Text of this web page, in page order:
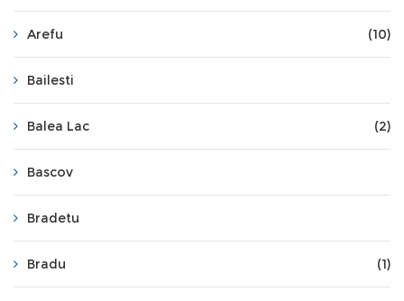
Arefu (10)
Bailesti
Balea Lac (2)
Bascov
Bradetu
Bradu (1)